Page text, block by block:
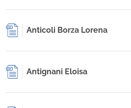
Anticoli Borza Lorena
Antignani Eloisa